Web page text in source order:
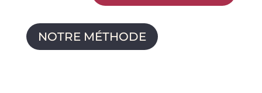
NOTRE MÉTHODE